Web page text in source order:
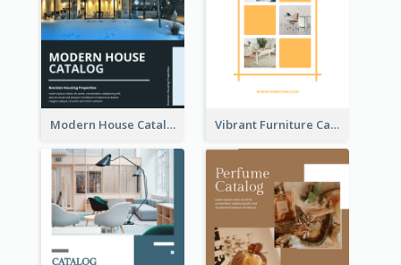
Modern House Catalog Vibrant Furniture Catalog